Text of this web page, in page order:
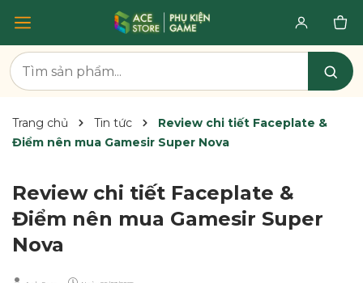
Trang chủ Tin tức
Review chi tiết Faceplate &
Điểm nên mua Gamesir Super Nova
Review chi tiết Faceplate &
Điểm nên mua Gamesir Super
Nova